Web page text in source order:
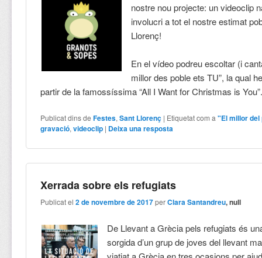
nostre nou projecte: un videoclip
involucri a tot el nostre estimat
Llorenç!
En el vídeo podreu escoltar (i
millor des poble ets TU”, la qual
partir de la famossíssima “All I Want for Christmas is
Publicat dins de Festes,Sant Llorenç | Etiquetat com a "El millor
gravació,videoclip | Deixa una resposta
Xerrada sobre els refugiats
Publicat el2 de novembre de 2017 perClara Santandreu, null
De Llevant a Grècia pels refugiats és
sorgida d’un grup de joves del llevant